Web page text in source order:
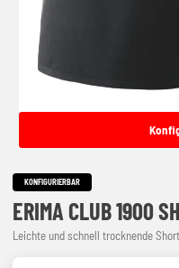
KONFIGURIERBAR
ERIMA CLUB 1900
Leichte und schnell trocknende